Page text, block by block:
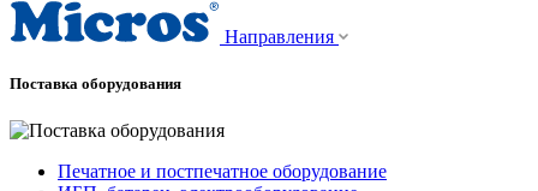
Направления
Поставка оборудования
Печатное и постпечатное оборудование